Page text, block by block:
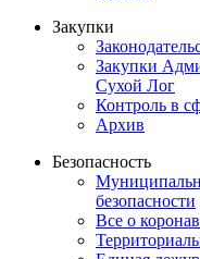
Закупки
Закупки
Сухой Лог
Контроль в
Архив
Безопасность
безопасности
Все о